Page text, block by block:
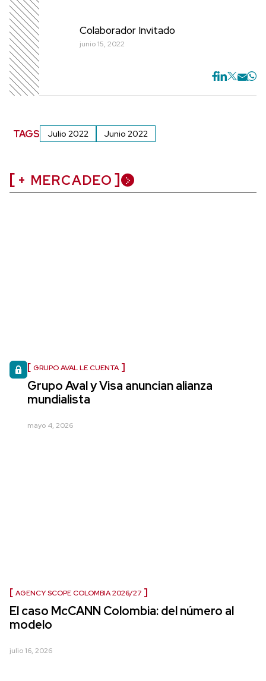
Colaborador Invitado
junio 15, 2022
TAGS Julio 2022 Junio 2022
+ MERCADEO
GRUPO AVAL LE CUENTA
Grupo Aval y Visa anuncian alianza
mundialista
mayo 4, 2026
AGENCY SCOPE COLOMBIA 2026/27
El caso McCANN Colombia: del número al
modelo
julio 16, 2026